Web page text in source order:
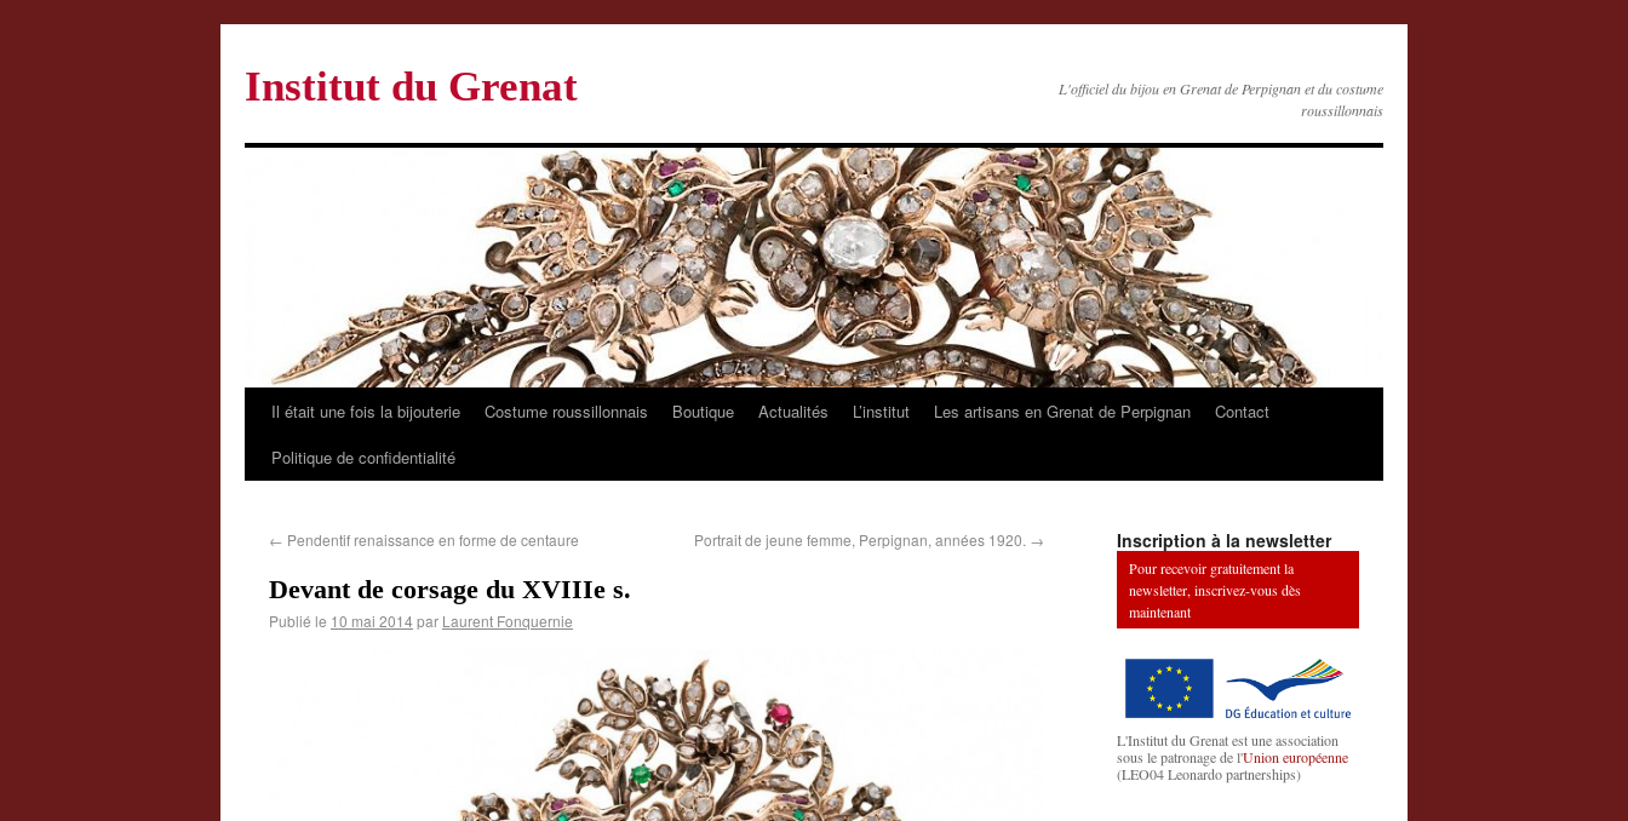
Institut du Grenat
L'officiel du bijou en Grenat de Perpignan et du costume
roussillonnais
Il était une fois la bijouterie Costume roussillonnais Boutique Actualités L’institut Les artisans en Grenat de Perpignan
Contact
Politique de confidentialité
← Pendentif renaissance en forme de centaure Portrait de jeune femme, Perpignan, années 1920. →
Devant de corsage du XVIIIe s.
Publié le 10 mai 2014par Laurent Fonquernie
Inscription à la newsletter
Pour recevoir gratuitement la
newsletter, inscrivez-vous dès
maintenant
L'Institut du Grenat est une association
sous le patronage de l'Union européenne
(LEO04 Leonardo partnerships)